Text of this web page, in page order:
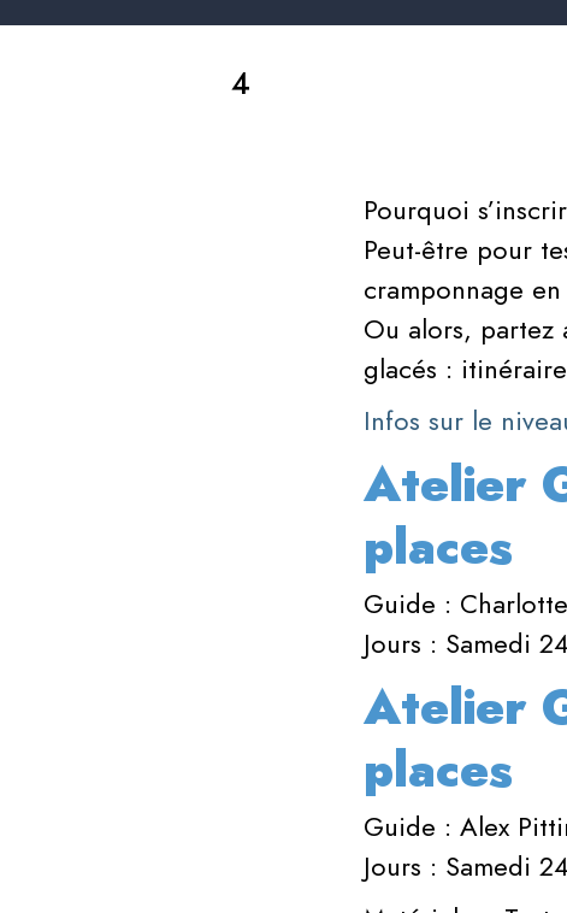
4
Pourquoi
Peut-être pour
cramponnage
Ou alors,
glacés :
Infos sur le
Atelier
places
Guide :
Jours : Samedi
Atelier
places
Guide : Alex
Jours : Samedi